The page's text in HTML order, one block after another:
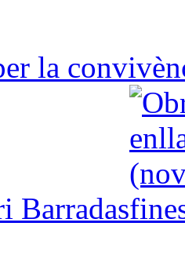
la
Barradas